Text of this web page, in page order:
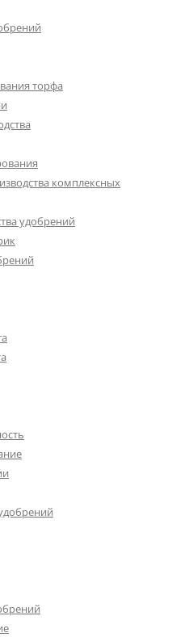
торфа
комплексных
удобрений